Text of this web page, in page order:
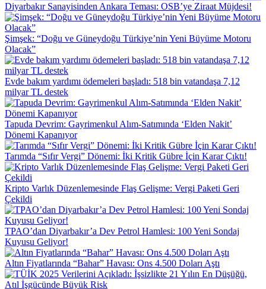
Diyarbakır Sanayisinden Ankara Teması: OSB’ye Ziraat Müjdesi!
Şimşek: “Doğu ve Güneydoğu Türkiye’nin Yeni Büyüme Motoru
Olacak”
Evde bakım yardımı ödemeleri başladı: 518 bin vatandaşa 7,12
milyar TL destek
Tapuda Devrim: Gayrimenkul Alım-Satımında ‘Elden Nakit’
Dönemi Kapanıyor
Tarımda “Sıfır Vergi” Dönemi: İki Kritik Gübre İçin Karar Çıktı!
Kripto Varlık Düzenlemesinde Flaş Gelişme: Vergi Paketi Geri
Çekildi
TPAO’dan Diyarbakır’a Dev Petrol Hamlesi: 100 Yeni Sondaj
Kuyusu Geliyor!
Altın Fiyatlarında “Bahar” Havası: Ons 4.500 Doları Aştı